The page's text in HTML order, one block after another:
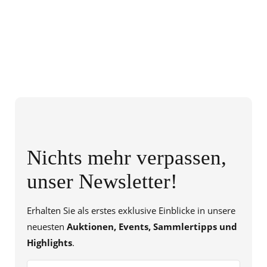
Nichts mehr verpassen,
unser Newsletter!
Erhalten Sie als erstes exklusive Einblicke in unsere
neuesten Auktionen, Events, Sammlertipps und
Highlights.